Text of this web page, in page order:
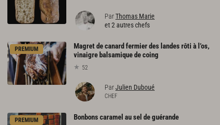
ParThomas Marie
et 2 autres chefs
PREMIUM
Magret de canard fermier des landes rôti à l’os,
vinaigre balsamique de coing
52
ParJulien Duboué
CHEF
PREMIUM Bonbonscaramel ausel deguérande